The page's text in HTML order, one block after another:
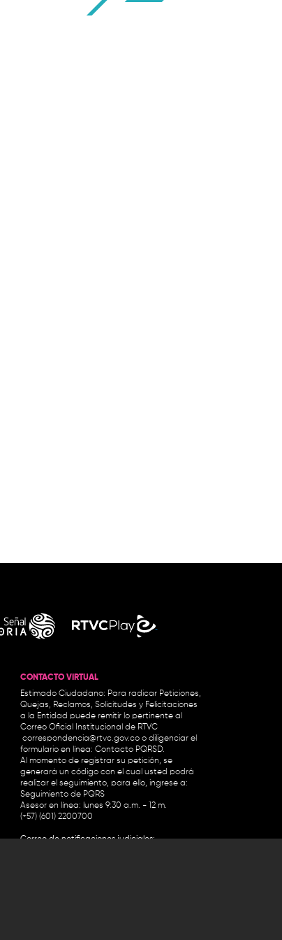
CONTACTO VIRTUAL
Estimado Ciudadano: Para radicar Peticiones,
Quejas, Reclamos, Solicitudes y Felicitaciones
a la Entidad puede remitir lo pertinente al
Correo Oficial Institucional de RTVC
correspondencia@rtvc.gov.co o diligenciar el
formulario en línea: Contacto PQRSD.
Al momento de registrar su petición, se
generará un código con el cual usted podrá
realizar el seguimiento, para ello, ingrese a:
Seguimiento de PQRS
Asesor en línea: lunes 9:30 a.m. - 12 m.
(+57) (601) 2200700
Correo de notificaciones judiciales: